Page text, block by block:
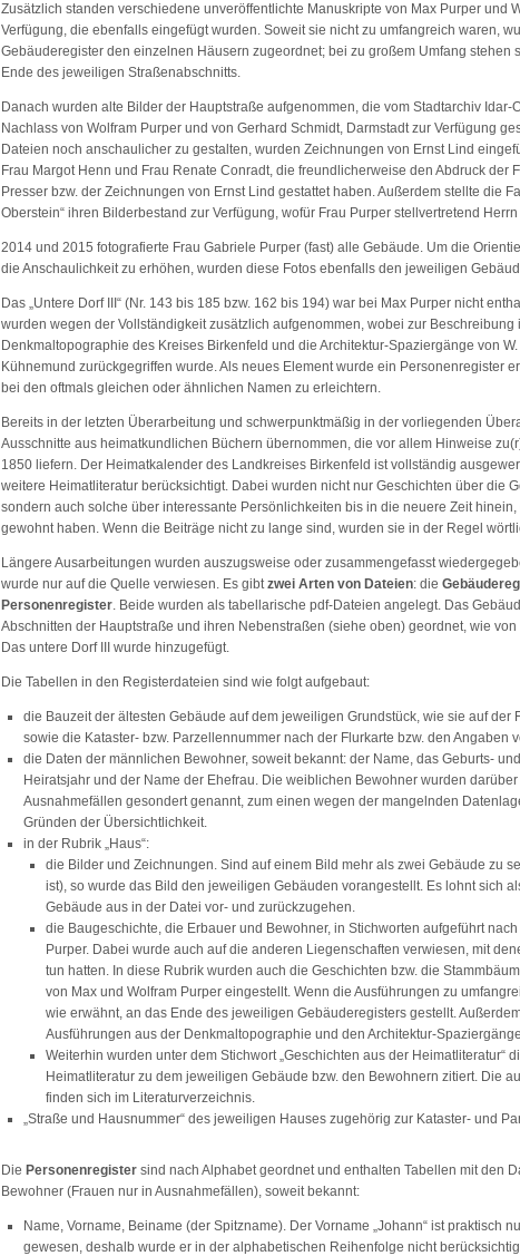
Zusätzlich standen verschiedene unveröffentlichte Manuskripte von Max Purper und
Verfügung, die ebenfalls eingefügt wurden. Soweit sie nicht zu umfangreich waren,
Gebäuderegister den einzelnen Häusern zugeordnet; bei zu großem Umfang stehen
Ende des jeweiligen Straßenabschnitts.
Danach wurden alte Bilder der Hauptstraße aufgenommen, die vom Stadtarchiv Idar-
Nachlass von Wolfram Purper und von Gerhard Schmidt, Darmstadt zur Verfügung
Dateien noch anschaulicher zu gestalten, wurden Zeichnungen von Ernst Lind
Frau Margot Henn und Frau Renate Conradt, die freundlicherweise den Abdruck der
Presser bzw. der Zeichnungen von Ernst Lind gestattet haben. Außerdem stellte die
Oberstein“ ihren Bilderbestand zur Verfügung, wofür Frau Purper stellvertretend
2014 und 2015 fotografierte Frau Gabriele Purper (fast) alle Gebäude. Um die
die Anschaulichkeit zu erhöhen, wurden diese Fotos ebenfalls den jeweiligen
Das „Untere Dorf III“ (Nr. 143 bis 185 bzw. 162 bis 194) war bei Max Purper nicht
wurden wegen der Vollständigkeit zusätzlich aufgenommen, wobei zur Beschreibung
Denkmaltopographie des Kreises Birkenfeld und die Architektur-Spaziergänge von
Kühnemund zurückgegriffen wurde. Als neues Element wurde ein Personenregister
bei den oftmals gleichen oder ähnlichen Namen zu erleichtern.
Bereits in der letzten Überarbeitung und schwerpunktmäßig in der vorliegenden
Ausschnitte aus heimatkundlichen Büchern übernommen, die vor allem Hinweise
1850 liefern. Der Heimatkalender des Landkreises Birkenfeld ist vollständig
weitere Heimatliteratur berücksichtigt. Dabei wurden nicht nur Geschichten über die
sondern auch solche über interessante Persönlichkeiten bis in die neuere Zeit
gewohnt haben. Wenn die Beiträge nicht zu lange sind, wurden sie in der Regel
Längere Ausarbeitungen wurden auszugsweise oder zusammengefasst
wurde nur auf die Quelle verwiesen. Es gibtzwei Arten von Dateien: die
Personenregister. Beide wurden als tabellarische pdf-Dateien angelegt. Das
Abschnitten der Hauptstraße und ihren Nebenstraßen (siehe oben) geordnet, wie
Das untere Dorf III wurde hinzugefügt.
Die Tabellen in den Registerdateien sind wie folgt aufgebaut:
die Bauzeit der ältesten Gebäude auf dem jeweiligen Grundstück, wie sie auf der
sowie die Kataster- bzw. Parzellennummer nach der Flurkarte bzw. den Angaben
die Daten der männlichen Bewohner, soweit bekannt: der Name, das Geburts-
Heiratsjahr und der Name der Ehefrau. Die weiblichen Bewohner wurden
Ausnahmefällen gesondert genannt, zum einen wegen der mangelnden
Gründen der Übersichtlichkeit.
in der Rubrik „Haus“:
die Bilder und Zeichnungen. Sind auf einem Bild mehr als zwei Gebäude zu
ist), so wurde das Bild den jeweiligen Gebäuden vorangestellt. Es lohnt sich
Gebäude aus in der Datei vor- und zurückzugehen.
die Baugeschichte, die Erbauer und Bewohner, in Stichworten aufgeführt
Purper. Dabei wurde auch auf die anderen Liegenschaften verwiesen, mit
tun hatten. In diese Rubrik wurden auch die Geschichten bzw. die
von Max und Wolfram Purper eingestellt. Wenn die Ausführungen zu
wie erwähnt, an das Ende des jeweiligen Gebäuderegisters gestellt.
Ausführungen aus der Denkmaltopographie und den Architektur-
Weiterhin wurden unter dem Stichwort „Geschichten aus der Heimatliteratur“
Heimatliteratur zu dem jeweiligen Gebäude bzw. den Bewohnern zitiert. Die
finden sich im Literaturverzeichnis.
„Straße und Hausnummer“ des jeweiligen Hauses zugehörig zur Kataster- und
Die Personenregister sind nach Alphabet geordnet und enthalten Tabellen mit den
Bewohner (Frauen nur in Ausnahmefällen), soweit bekannt:
Name, Vorname, Beiname (der Spitzname). Der Vorname „Johann“ ist praktisch
gewesen, deshalb wurde er in der alphabetischen Reihenfolge nicht